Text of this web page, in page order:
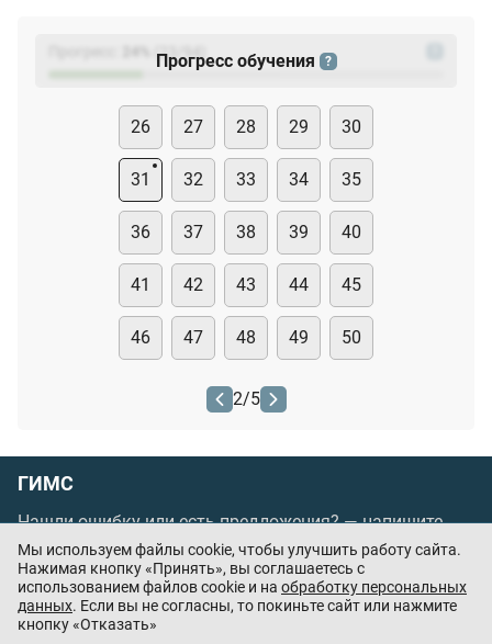
(23
Прогресс обучения ?
26 27 28 29 30
31 32 33 34 35
36 37 38 39 40
41 42 43 44 45
46 47 48 49 50
2/5
ГИМС
Нашли ошибку или есть предложения? —напишите
нам
Порядок проведения оплаты по банковским
картам/Цены/Оферта
Приложения партнёров:
Мы используем файлы cookie, чтобы улучшить работу сайта.
Нажимая кнопку «Принять», вы соглашаетесь с
использованием файлов cookie и на обработку персональных
данных. Если вы не согласны, то покиньте сайт или нажмите
кнопку «Отказать»